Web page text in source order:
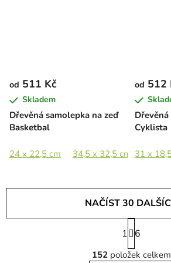
Dřevěná samolepka na zeď
Basketbal
od 511 Kč
Skladem
24 x 22,5 cm 34,5 x 32,5 cm 47 x
Cyklista
od 512
31 x
O
v
NAČÍST 30
S
t
r
á
1 6
152položek celkem